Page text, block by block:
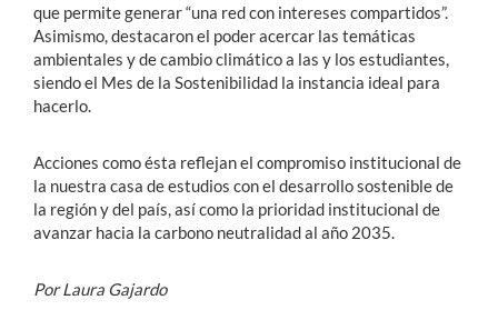
que permite generar “una red con intereses compartidos”.
Asimismo, destacaron el poder acercar las temáticas
ambientales y de cambio climático a las y los estudiantes,
siendo el Mes de la Sostenibilidad la instancia ideal para
hacerlo.
Acciones como ésta reflejan el compromiso institucional de
la nuestra casa de estudios con el desarrollo sostenible de
la región y del país, así como la prioridad institucional de
avanzar hacia la carbono neutralidad al año 2035.
Por Laura Gajardo